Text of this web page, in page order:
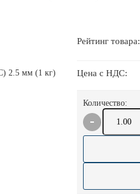
Рейтинг товара:
Цена с НДС:
Количество: